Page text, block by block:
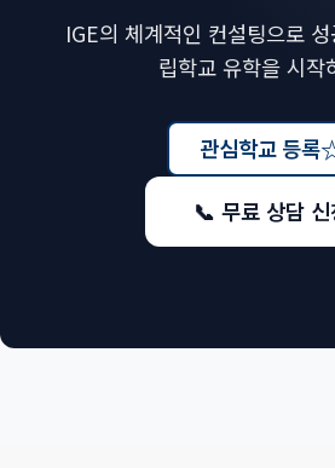
IGE의 체계적인 컨설팅으로
립학교 유학을 시작
관심학교 등록
📞 무료 상담 신